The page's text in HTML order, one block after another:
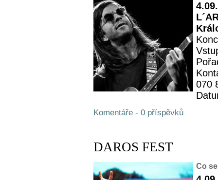
070
Komentáře - 0 příspěvků
DAROS FEST
Co